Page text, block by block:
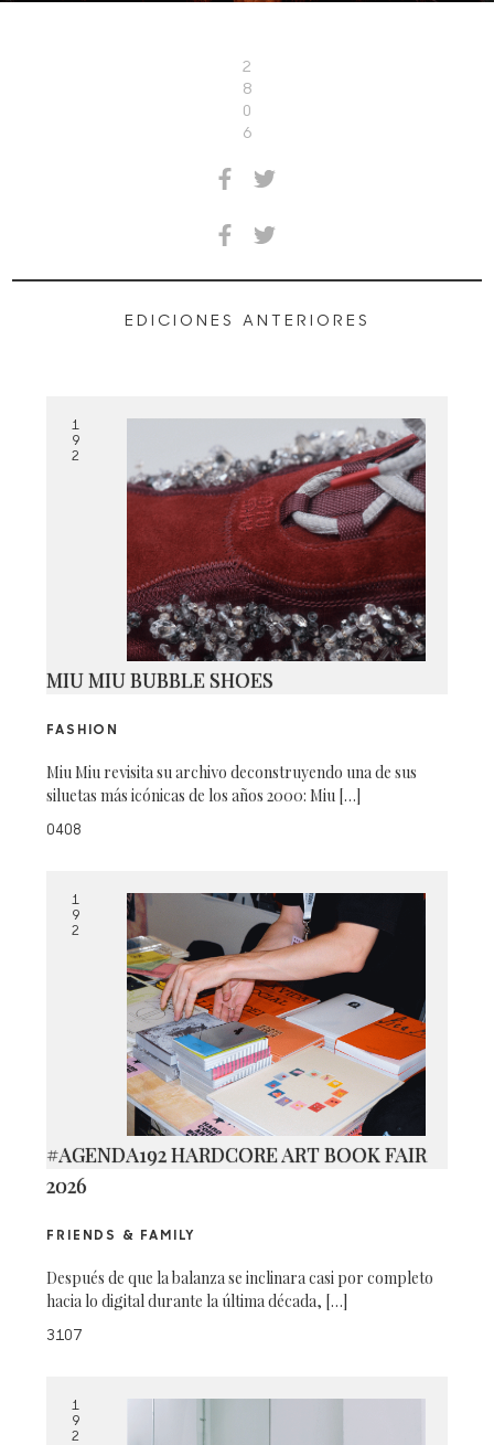
2
8
0
6
EDICIONES ANTERIORES
1
9
2
MIU MIU BUBBLE SHOES
FASHION
Miu Miu revisita su archivo deconstruyendo una de sus
siluetas más icónicas de los años 2000: Miu […]
0408
1
9
2
#AGENDA192 HARDCORE ART BOOK FAIR
2026
FRIENDS & FAMILY
Después de que la balanza se inclinara casi por completo
hacia lo digital durante la última década, […]
3107
1
9
2